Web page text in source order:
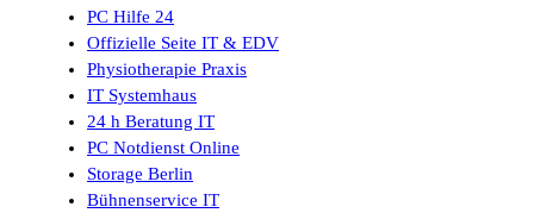
PC Hilfe 24
Offizielle Seite IT & EDV
Physiotherapie Praxis
IT Systemhaus
24 h Beratung IT
PC Notdienst Online
Storage Berlin
Bühnenservice IT